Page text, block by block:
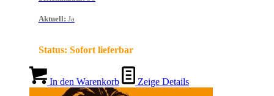
Aktuell: Ja
Status: Sofort lieferbar
In den Warenkorb Zeige Details